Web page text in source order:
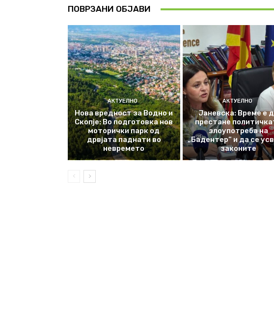
ПОВРЗАНИ ОБЈАВИ
АКТУЕЛНО
Нова вредност за Водно и
Скопје: Во подготовка нов
моторички парк од
дрвјата паднати во
невремето
АКТУЕЛНО
Јаневска: Време е
престане
злоупотреба на
„Бадентер“ и да се
законите